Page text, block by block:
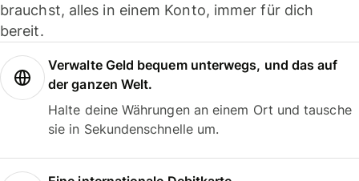
brauchst, alles in einem Konto, immer für dich
bereit.
Verwalte Geld bequem unterwegs, und das auf
der ganzen Welt.
Halte deine Währungen an einem Ort und tausche
sie in Sekundenschnelle um.